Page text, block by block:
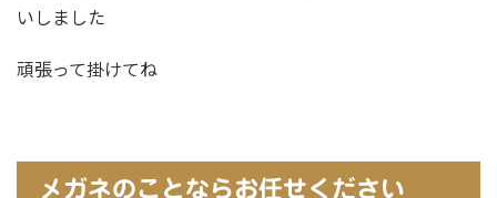
いしました
頑張って掛けてね
メガネのことならお任せください